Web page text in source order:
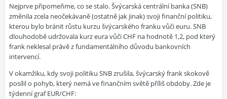
Nejprve připomeňme, co se stalo. Švýcarská centrální banka (SNB)
změnila zcela neočekávaně (ostatně jak jinak) svoji finanční politiku,
kterou bylo bránit růstu kurzu švýcarského franku vůči euru. SNB
dlouhodobě udržovala kurz eura vůči CHF na hodnotě 1,2, pod který
frank neklesal právě z fundamentálního důvodu bankovních
intervencí.
V okamžiku, kdy svoji politiku SNB zrušila, švýcarský frank skokově
posílil o pohyb, který nemá ve finančním světě příliš obdoby. Zde je
týdenní graf EUR/CHF: